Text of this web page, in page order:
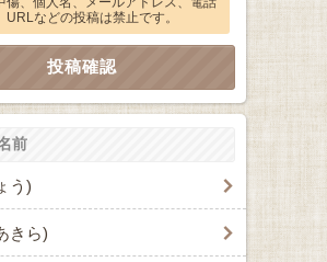
URLなどの投稿は禁止です。
前
う)
きら)